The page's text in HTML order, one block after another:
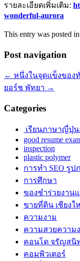
รายละเอียดเพิ่มเติม:
wonderful-aurora
This entry was posted in
Post navigation
← หนึ่งในจุดแข็งของ
ยอร์ช พัทยา →
Categories
เรียนภาษาญี่ปุ่
good resume
inspection
plastic polymer
การทำ SEO รูป
การศึกษา
ของชำร่วยงาน
ขายที่ดิน เชียงใ
ความงาม
ความสวยความ
คอนโด จรัญสนิ
คอมพิวเตอร์